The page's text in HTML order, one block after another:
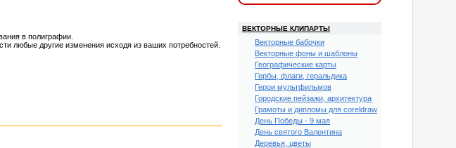
в полиграфии.
любые другие изменения исходя из ваших потребностей.
ВЕКТОРНЫЕ КЛИПАРТЫ
Векторные бабочки
Векторные фоны и шаблоны
Географические карты
Гербы, флаги, геральдика
Герои мультфильмов
Городские пейзажи, архитектура
Грамоты и дипломы для coreldraw
День Победы - 9 мая
День святого Валентина
Деревья, цветы